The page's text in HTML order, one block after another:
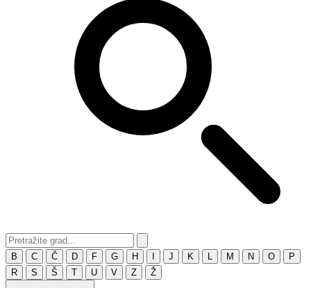
B C Č D F G H J K M N O
P
R
S Š T U V Z Ž